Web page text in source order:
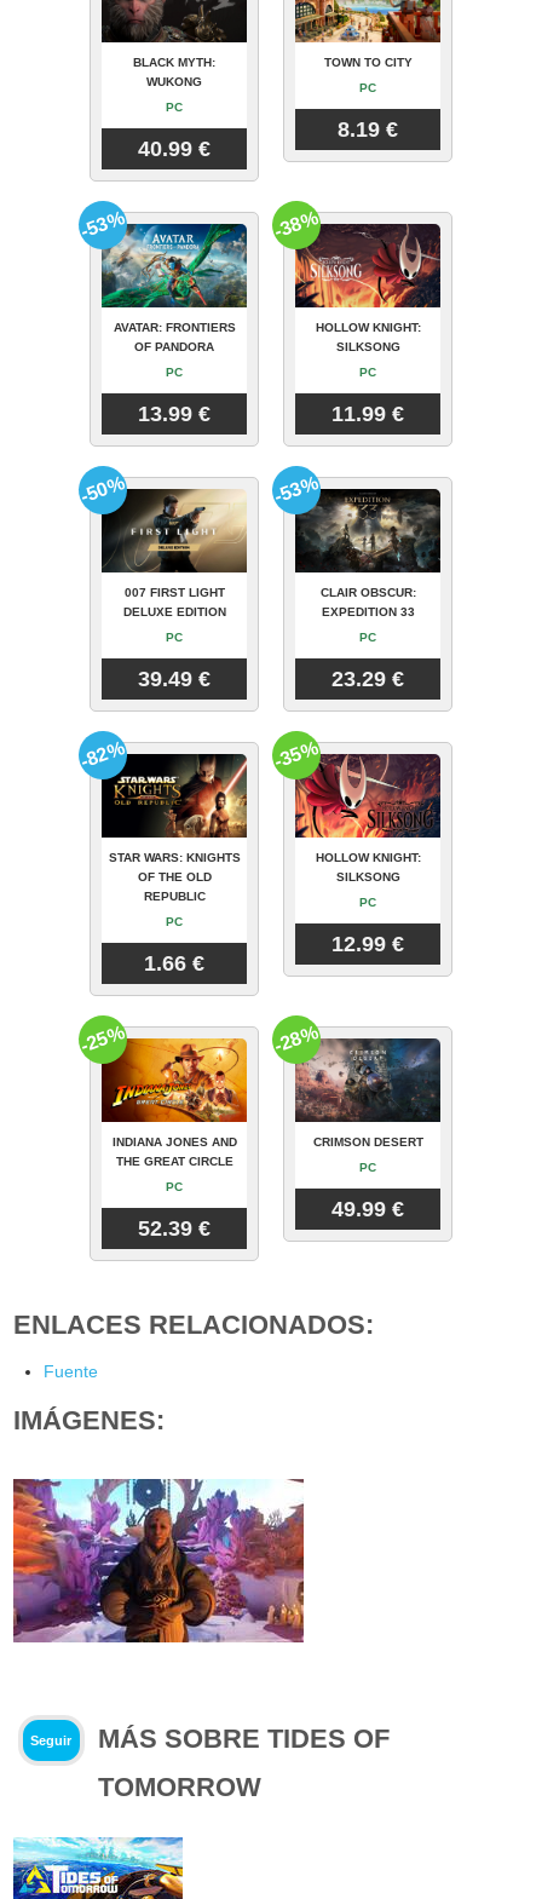
BLACK MYTH:
WUKONG
PC
40.99 €
TOWN TO CITY
PC
8.19 €
AVATAR: FRONTIERS
OF PANDORA
PC
13.99 €
-53%
HOLLOW KNIGHT:
SILKSONG
PC
11.99 €
-38%
007 FIRST LIGHT
DELUXE EDITION
PC
39.49 €
-50%
CLAIR OBSCUR:
EXPEDITION 33
PC
23.29 €
-53%
STAR WARS: KNIGHTS
OF THE OLD
REPUBLIC
PC
1.66 €
-82%
HOLLOW KNIGHT:
SILKSONG
PC
12.99 €
-35%
INDIANA JONES AND
THE GREAT CIRCLE
PC
52.39 €
-25%
CRIMSON DESERT
PC
49.99 €
-28%
ENLACES RELACIONADOS:
Fuente
IMÁGENES:
Seguir
MÁS SOBRE TIDES OF
TOMORROW